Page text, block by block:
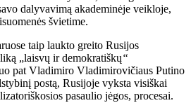
dalyvavimą akademinėje veikloje,
švietime.
taip laukto greito Rusijos
„laisvų ir demokratiškų“
pat Vladimiro Vladimirovičiaus Putino
postą, Rusijoje vyksta visiškai
pasaulio jėgos, procesai.